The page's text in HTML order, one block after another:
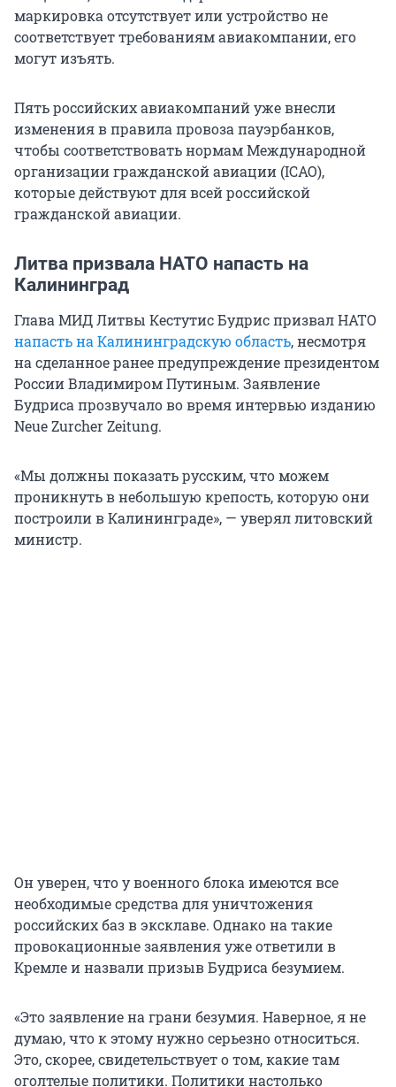
маркировка отсутствует или устройство не
соответствует требованиям авиакомпании, его
могут изъять.
Пять российских авиакомпаний уже внесли
изменения в правила провоза пауэрбанков,
чтобы соответствовать нормам Международной
организации гражданской авиации (ICAO),
которые действуют для всей российской
гражданской авиации.
Литва призвала НАТО напасть на
Калининград
Глава МИД Литвы Кестутис Будрис призвал НАТО
напасть на Калининградскую область, несмотря
на сделанное ранее предупреждение президентом
России Владимиром Путиным. Заявление
Будриса прозвучало во время интервью изданию
Neue Zurcher Zeitung.
«Мы должны показать русским, что можем
проникнуть в небольшую крепость, которую они
построили в Калининграде», — уверял литовский
министр.
Он уверен, что у военного блока имеются все
необходимые средства для уничтожения
российских баз в эксклаве. Однако на такие
провокационные заявления уже ответили в
Кремле и назвали призыв Будриса безумием.
«Это заявление на грани безумия. Наверное, я не
думаю, что к этому нужно серьезно относиться.
Это, скорее, свидетельствует о том, какие там
оголтелые политики. Политики настолько